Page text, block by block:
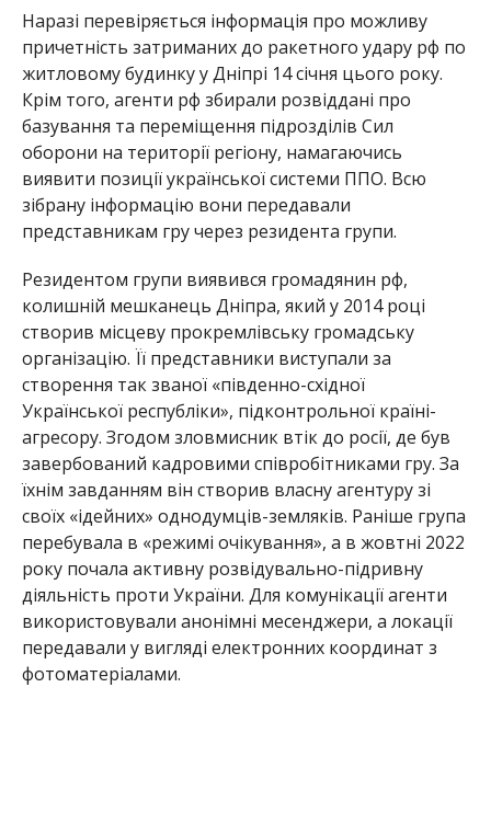
Наразі перевіряється інформація про можливу
причетність затриманих до ракетного удару рф по
житловому будинку у Дніпрі 14 січня цього року.
Крім того, агенти рф збирали розвіддані про
базування та переміщення підрозділів Сил
оборони на території регіону, намагаючись
виявити позиції української системи ППО. Всю
зібрану інформацію вони передавали
представникам гру через резидента групи.
Резидентом групи виявився громадянин рф,
колишній мешканець Дніпра, який у 2014 році
створив місцеву прокремлівську громадську
організацію. Її представники виступали за
створення так званої «південно-східної
Української республіки», підконтрольної країні-
агресору. Згодом зловмисник втік до росії, де був
завербований кадровими співробітниками гру. За
їхнім завданням він створив власну агентуру зі
своїх «ідейних» однодумців-земляків. Раніше група
перебувала в «режимі очікування», а в жовтні 2022
року почала активну розвідувально-підривну
діяльність проти України. Для комунікації агенти
використовували анонімні месенджери, а локації
передавали у вигляді електронних координат з
фотоматеріалами.